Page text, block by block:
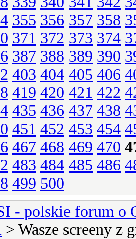
355 356 357 358
371 372 373 374
387 388 389 390
403 404 405 406
419 420 421 422
435 436 437 438
451 452 453 454
467 468 469 470
483 484 485 486
499 500
- polskie forum o
> Wasze screeny z